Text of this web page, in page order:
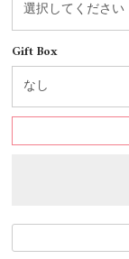
Gift Box